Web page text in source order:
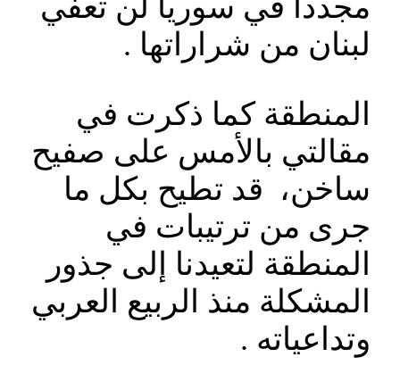
مجددا في سوريا لن تعفي
لبنان من شراراتها .
المنطقة كما ذكرت في
مقالتي بالأمس على صفيح
ساخن، قد تطيح بكل ما
جرى من ترتيبات في
المنطقة لتعيدنا إلى جذور
المشكلة منذ الربيع العربي
وتداعياته .